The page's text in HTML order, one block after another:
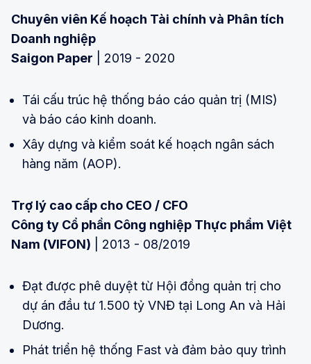
Chuyên viên Kế hoạch Tài chính và Phân tích
Doanh nghiệp
Saigon Paper | 2019 - 2020
Tái cấu trúc hệ thống báo cáo quản trị (MIS)
và báo cáo kinh doanh.
Xây dựng và kiểm soát kế hoạch ngân sách
hàng năm (AOP).
Trợ lý cao cấp cho CEO / CFO
Công ty Cổ phần Công nghiệp Thực phẩm Việt
Nam (VIFON) | 2013 - 08/2019
Đạt được phê duyệt từ Hội đồng quản trị cho
dự án đầu tư 1.500 tỷ VNĐ tại Long An và Hải
Dương.
Phát triển hệ thống Fast và đảm bảo quy trình